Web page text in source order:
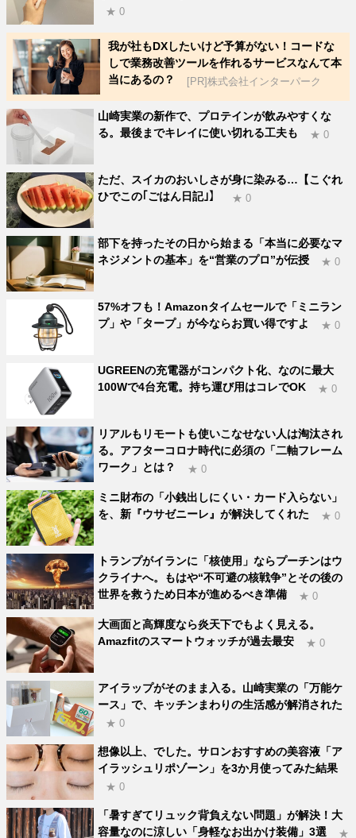
★ 0
我が社もDXしたいけど予算がない！コードな
しで業務改善ツールを作れるサービスなんて本
当にあるの？
[PR]株式会社インターパーク
山崎実業の新作で、プロテインが飲みやすくな
る。最後までキレイに使い切れる工夫も
★ 0
ただ、スイカのおいしさが身に染みる…【こぐれ
ひでこの｢ごはん日記｣】
★ 0
部下を持ったその日から始まる「本当に必要なマ
ネジメントの基本」を“営業のプロ”が伝授
★ 0
57%オフも！Amazonタイムセールで「ミニラン
プ」や「タープ」が今ならお買い得ですよ
★ 0
UGREENの充電器がコンパクト化、なのに最大
100Wで4台充電。持ち運び用はコレでOK
★ 0
リアルもリモートも使いこなせない人は淘汰され
る。アフターコロナ時代に必須の「二軸フレーム
ワーク」とは？
★ 0
ミニ財布の「小銭出しにくい・カード入らない」
を、新『ウサゼニーレ』が解決してくれた
★ 0
トランプがイランに「核使用」ならプーチンはウ
クライナへ。もはや“不可避の核戦争”とその後の
世界を救うため日本が進めるべき準備
★ 0
大画面と高輝度なら炎天下でもよく見える。
Amazfitのスマートウォッチが過去最安
★ 0
アイラップがそのまま入る。山崎実業の「万能ケ
ース」で、キッチンまわりの生活感が解消された
★ 0
想像以上、でした。サロンおすすめの美容液「ア
イラッシュリポゾーン」を3か月使ってみた結果
★ 0
「暑すぎてリュック背負えない問題」が解決！大
容量なのに涼しい「身軽なお出かけ装備」3選
★